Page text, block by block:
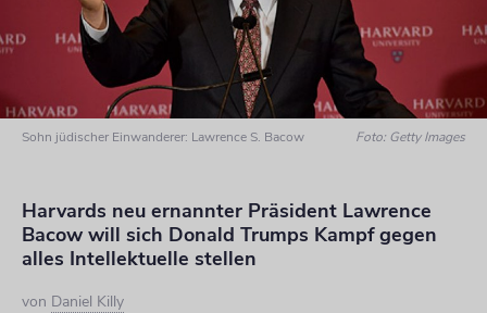
Sohn jüdischer Einwanderer: Lawrence S. Bacow Foto: Getty Images
Harvards neu ernannter Präsident Lawrence
Bacow will sich Donald Trumps Kampf gegen
alles Intellektuelle stellen
von Daniel Killy